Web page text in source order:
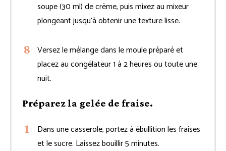
soupe (30 ml) de crème, puis mixez au mixeur
plongeant jusqu’à obtenir une texture lisse.
Versez le mélange dans le moule préparé et
placez au congélateur 1 à 2 heures ou toute une
nuit.
Préparez la gelée de fraise.
Dans une casserole, portez à ébullition les fraises
et le sucre. Laissez bouillir 5 minutes.